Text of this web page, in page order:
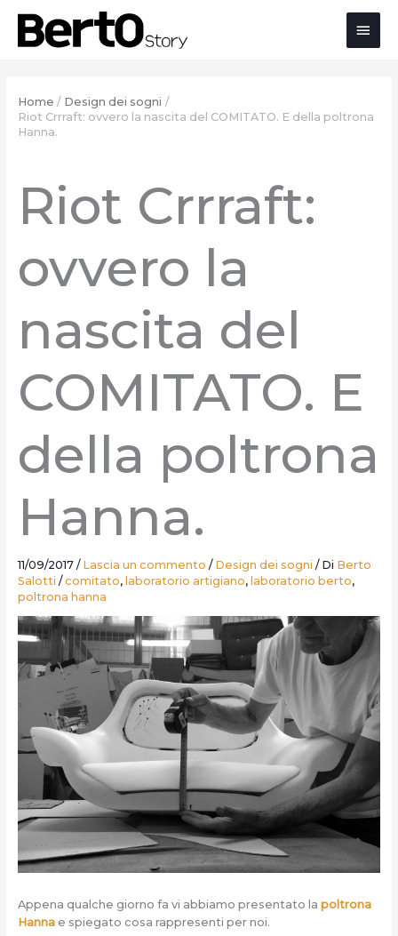
contenuto
navigazione
contenuto
Home
Design dei sogni
Riot Crrraft: ovvero la nascita del COMITATO. E della poltrona
Hanna.
Riot Crrraft:
ovvero la
nascita del
COMITATO. E
della poltrona
Hanna.
11/09/2017 / Lascia un commento / Design dei sogni / Di Berto
Salotti /comitato, laboratorio artigiano, laboratorio berto,
poltrona hanna
Appena qualche giorno fa vi abbiamo presentato la poltrona
Hanna e spiegato cosa rappresenti per noi.